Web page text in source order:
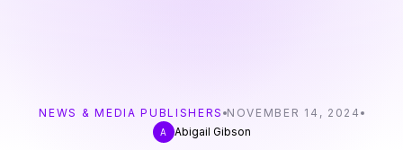
NEWS & MEDIA PUBLISHERS NOVEMBER 14, 2024
A Abigail Gibson